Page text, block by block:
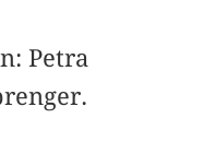
Petra